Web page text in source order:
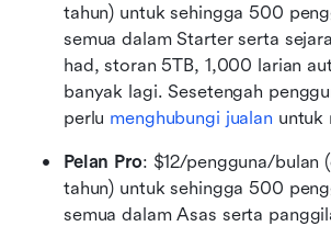
tahun) untuk sehingga 500
semua dalam Starter serta
had, storan 5TB, 1,000 larian
banyak lagi. Sesetengah
perlu menghubungi jualan untuk
Pelan Pro: $12/pengguna/bulan
tahun) untuk sehingga 500
semua dalam Asas serta